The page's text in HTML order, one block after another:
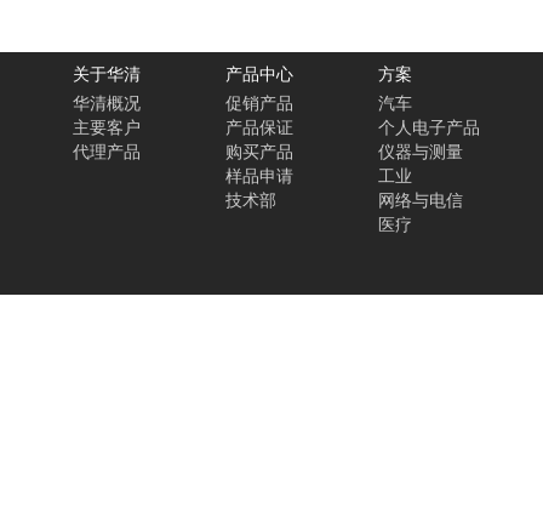
关于华清
华清概况
主要客户
代理产品
产品中心
促销产品
产品保证
购买产品
样品申请
技术部
方案
汽车
个人电子产品
仪器与测量
工业
网络与电信
医疗